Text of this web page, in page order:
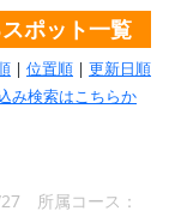
ポット一覧
| 位置順 | 更新日順
み検索はこちらか
所属コース：